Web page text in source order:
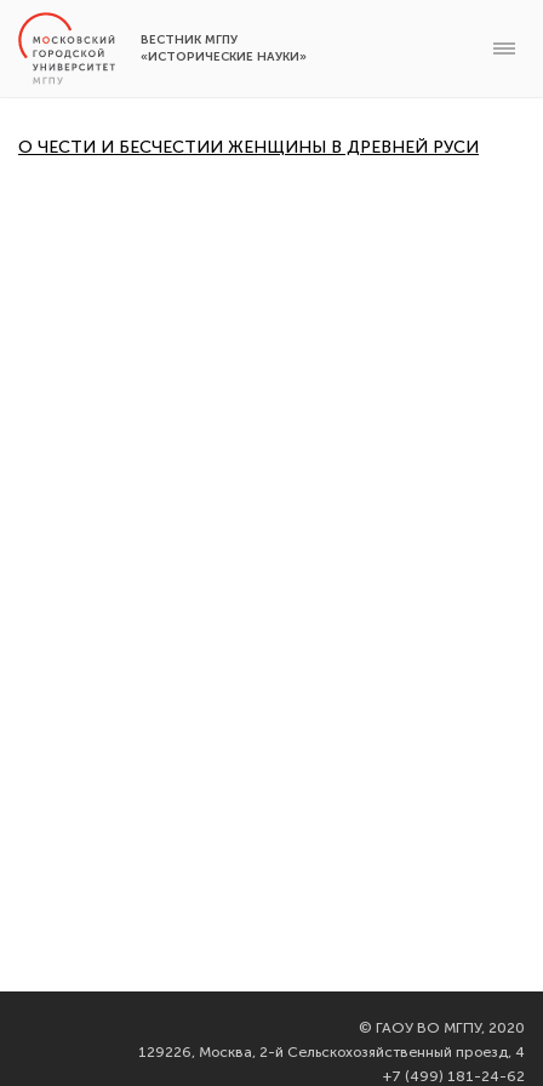
ВЕСТНИК МГПУ
«ИСТОРИЧЕСКИЕ НАУКИ»
О ЧЕСТИ И БЕСЧЕСТИИ ЖЕНЩИНЫ В ДРЕВНЕЙ РУСИ
© ГАОУ ВО МГПУ, 2020
129226, Москва, 2-й Сельскохозяйственный проезд, 4
+7 (499) 181-24-62